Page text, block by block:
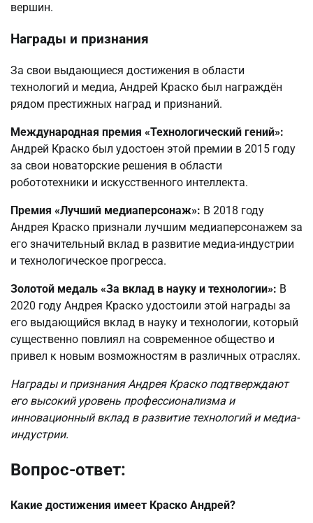
вершин.
Награды и признания
За свои выдающиеся достижения в области
технологий и медиа, Андрей Краско был награждён
рядом престижных наград и признаний.
Международная премия «Технологический гений»:
Андрей Краско был удостоен этой премии в 2015 году
за свои новаторские решения в области
робототехники и искусственного интеллекта.
Премия «Лучший медиаперсонаж»: В 2018 году
Андрея Краско признали лучшим медиаперсонажем за
его значительный вклад в развитие медиа-индустрии
и технологическое прогресса.
Золотой медаль «За вклад в науку и технологии»: В
2020 году Андрея Краско удостоили этой награды за
его выдающийся вклад в науку и технологии, который
существенно повлиял на современное общество и
привел к новым возможностям в различных отраслях.
Награды и признания Андрея Краско подтверждают
его высокий уровень профессионализма и
инновационный вклад в развитие технологий и медиа-
индустрии.
Вопрос-ответ:
Какие достижения имеет Краско Андрей?